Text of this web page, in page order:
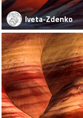
Iveta-Zdenko